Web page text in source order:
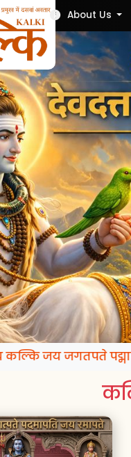
Soch About Us
जय जगतपते